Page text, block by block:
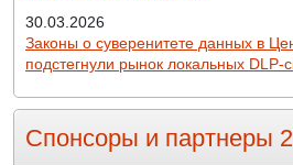
30.03.2026
Законы о суверенитете данных в
подстегнули рынок локальных DLP-
Спонсоры и партнеры